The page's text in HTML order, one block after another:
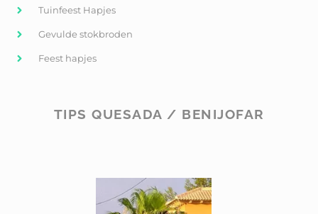
Tuinfeest Hapjes
Gevulde stokbroden
Feest hapjes
TIPS QUESADA / BENIJOFAR